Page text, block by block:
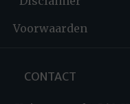
Voorwaarden
CONTACT